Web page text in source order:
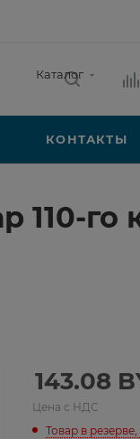
Каталог
КОНТАКТЫ
110-го
143.08
Цена с НДС
Товар в